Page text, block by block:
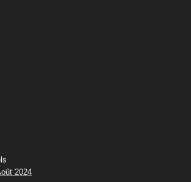
2024